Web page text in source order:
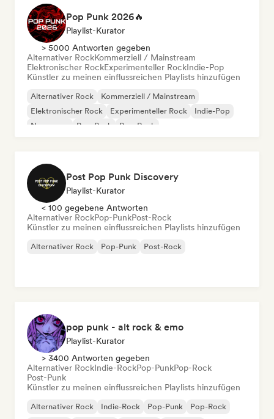
Pop Punk 2026🔥
Playlist-Kurator
> 5000 Antworten gegeben
Alternativer RockKommerziell / Mainstream
Elektronischer RockExperimenteller RockIndie-Pop
Künstler zu meinen einflussreichen Playlists hinzufügen
Alternativer Rock
Kommerziell / Mainstream
Elektronischer Rock
Experimenteller Rock
Indie-Pop
New wave
Pop-Punk Pop-Rock
Post Pop Punk Discovery
Playlist-Kurator
< 100 gegebene Antworten
Alternativer RockPop-PunkPost-Rock
Künstler zu meinen einflussreichen Playlists hinzufügen
Alternativer Rock Pop-Punk Post-Rock
pop punk - alt rock & emo
Playlist-Kurator
> 3400 Antworten gegeben
Alternativer RockIndie-RockPop-PunkPop-Rock
Post-Punk
Künstler zu meinen einflussreichen Playlists hinzufügen
Alternativer Rock Indie-Rock Pop-Punk Pop-Rock